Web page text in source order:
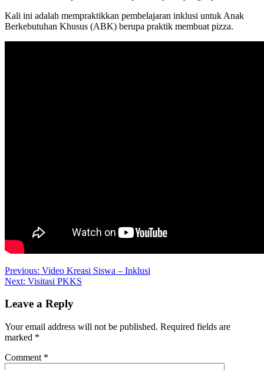
Kali ini adalah mempraktikkan pembelajaran inklusi untuk Anak
Berkebutuhan Khusus (ABK) berupa praktik membuat pizza.
Post
navigation
Previous: Video Kreasi Siswa – Inklusi
Next: Visitasi PKKS
Leave a Reply
Your email address will not be published. Required fields are
marked *
Comment *